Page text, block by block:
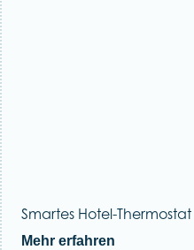
Smartes Hotel-Thermostat
Mehr erfahren